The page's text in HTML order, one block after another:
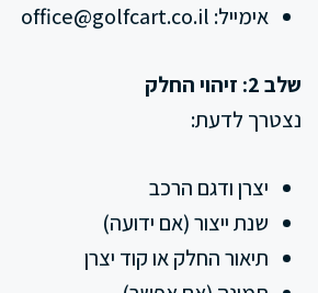
אימייל: office@golfcart.co.il
שלב 2: זיהוי החלק
נצטרך לדעת:
יצרן ודגם הרכב
שנת ייצור (אם ידועה)
תיאור החלק או קוד יצרן